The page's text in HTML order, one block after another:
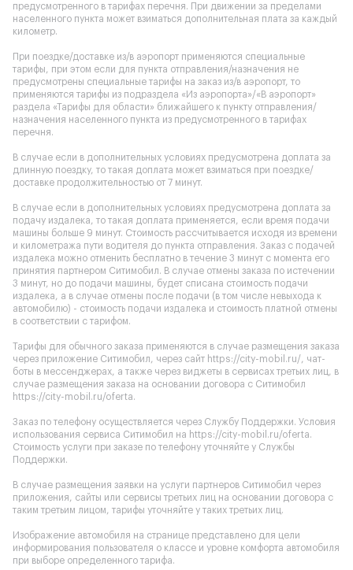
предусмотренного в тарифах перечня. При движении за пределами
населенного пункта может взиматься дополнительная плата за каждый
километр.
При поездке/доставке из/в аэропорт применяются специальные
тарифы, при этом если для пункта отправления/назначения не
предусмотрены специальные тарифы на заказ из/в аэропорт, то
применяются тарифы из подраздела «Из аэропорта»/«В аэропорт»
раздела «Тарифы для области» ближайшего к пункту отправления/
назначения населенного пункта из предусмотренного в тарифах
перечня.
В случае если в дополнительных условиях предусмотрена доплата за
длинную поездку, то такая доплата может взиматься при поездке/
доставке продолжительностью от 7 минут.
В случае если в дополнительных условиях предусмотрена доплата за
подачу издалека, то такая доплата применяется, если время подачи
машины больше 9 минут. Стоимость рассчитывается исходя из времени
и километража пути водителя до пункта отправления. Заказ с подачей
издалека можно отменить бесплатно в течение 3 минут с момента его
принятия партнером Ситимобил. В случае отмены заказа по истечении
3 минут, но до подачи машины, будет списана стоимость подачи
издалека, а в случае отмены после подачи (в том числе невыхода к
автомобилю) - стоимость подачи издалека и стоимость платной отмены
в соответствии с тарифом.
Тарифы для обычного заказа применяются в случае размещения заказа
через приложение Ситимобил, через сайт https://city-mobil.ru/ , чат-
боты в мессенджерах, а также через виджеты в сервисах третьих лиц, в
случае размещения заказа на основании договора с Ситимобил
https://city-mobil.ru/oferta.
Заказ по телефону осуществляется через Службу Поддержки. Условия
использования сервиса Ситимобил на https://city-mobil.ru/oferta.
Стоимость услуги при заказе по телефону уточняйте у Службы
Поддержки.
В случае размещения заявки на услуги партнеров Ситимобил через
приложения, сайты или сервисы третьих лиц на основании договора с
таким третьим лицом, тарифы уточняйте у таких третьих лиц.
Изображение автомобиля на странице представлено для цели
информирования пользователя о классе и уровне комфорта автомобиля
при выборе определенного тарифа.